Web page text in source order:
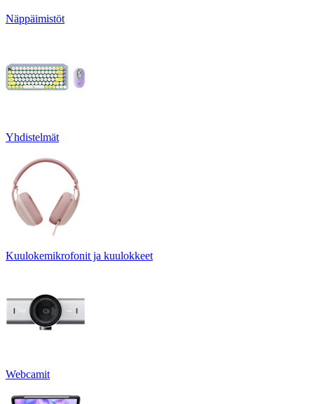
Näppäimistöt
Yhdistelmät
Kuulokemikrofonit ja kuulokkeet
Webcamit